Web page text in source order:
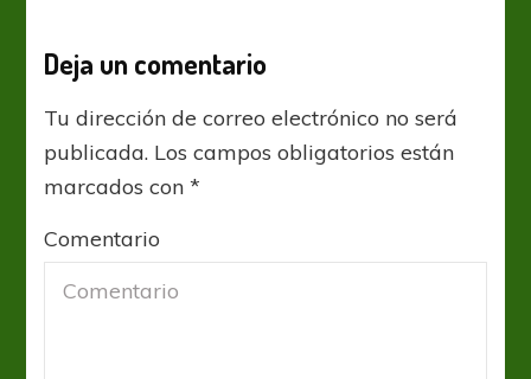
Deja un comentario
Tu dirección de correo electrónico no será
publicada. Los campos obligatorios están
marcados con*
Comentario